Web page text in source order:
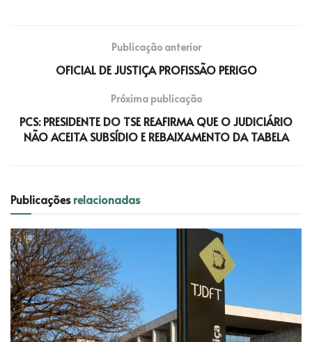
Publicação anterior
OFICIAL DE JUSTIÇA PROFISSÃO PERIGO
Próxima publicação
PCS: PRESIDENTE DO TSE REAFIRMA QUE O JUDICIÁRIO
NÃO ACEITA SUBSÍDIO E REBAIXAMENTO DA TABELA
Publicaçõesrelacionadas